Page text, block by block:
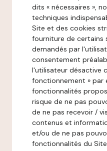
dits « nécessaires »,
techniques
Site et des cookies
fourniture de certains
demandés par
consentement
l'utilisateur désactive
fonctionnement » par
fonctionnalités
risque de ne pas
de ne pas recevoir /
contenus et
et/ou de ne pas
fonctionnalités du